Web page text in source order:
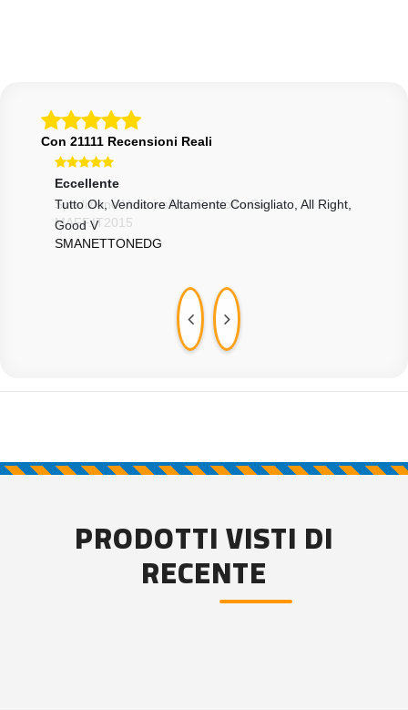
Con 21111 Recensioni Reali
Eccellente
Tutto Ok, Venditore Altamente Consigliato, All Right,
Good V
SMANETTONEDG
PRODOTTI VISTI DI
RECENTE